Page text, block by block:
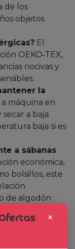
de los
objetos
El
OEKO‑TEX,
nocivas y
la
máquina en
a baja
baja si es
a sábanas
económica,
bolsillos, este
de algodón
pena?
×